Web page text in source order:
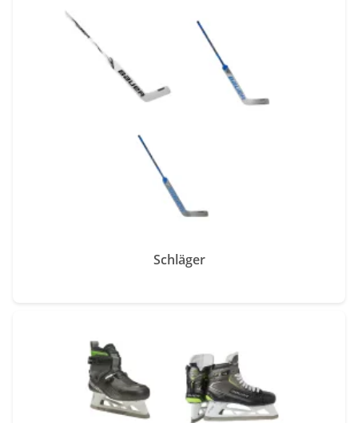
Schläger